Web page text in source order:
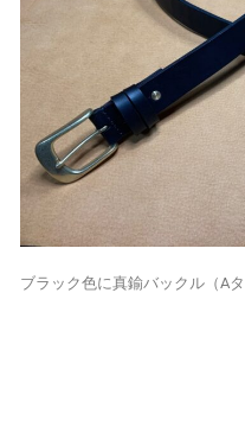
ブラック色に真鍮バックル（A